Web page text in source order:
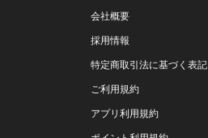
会社概要
採用情報
特定商取引法に基づく表記
ご利用規約
アプリ利用規約